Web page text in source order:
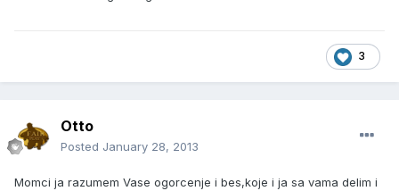
3
Otto
Posted January 28, 2013
Momci ja razumem Vase ogorcenje i bes,koje i ja sa vama delim i